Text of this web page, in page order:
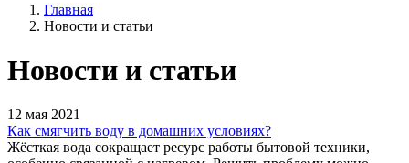
Главная
Новости и статьи
Новости и статьи
12 мая 2021
Как смягчить воду в домашних условиях?
Жёсткая вода сокращает ресурс работы бытовой техники,